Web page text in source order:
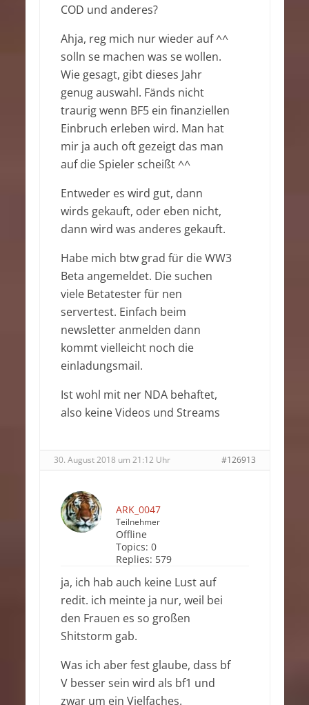
COD und anderes?
Ahja, reg mich nur wieder auf ^^
solln se machen was se wollen.
Wie gesagt, gibt dieses Jahr
genug auswahl. Fänds nicht
traurig wenn BF5 ein finanziellen
Einbruch erleben wird. Man hat
mir ja auch oft gezeigt das man
auf die Spieler scheißt ^^
Entweder es wird gut, dann
wirds gekauft, oder eben nicht,
dann wird was anderes gekauft.
Habe mich btw grad für die WW3
Beta angemeldet. Die suchen
viele Betatester für nen
servertest. Einfach beim
newsletter anmelden dann
kommt vielleicht noch die
einladungsmail.
Ist wohl mit ner NDA behaftet,
also keine Videos und Streams
30. August 2018 um 21:12 Uhr #126913
ARK_0047
Teilnehmer
Offline
Topics: 0
Replies: 579
ja, ich hab auch keine Lust auf
redit. ich meinte ja nur, weil bei
den Frauen es so großen
Shitstorm gab.
Was ich aber fest glaube, dass bf
V besser sein wird als bf1 und
zwar um ein Vielfaches.